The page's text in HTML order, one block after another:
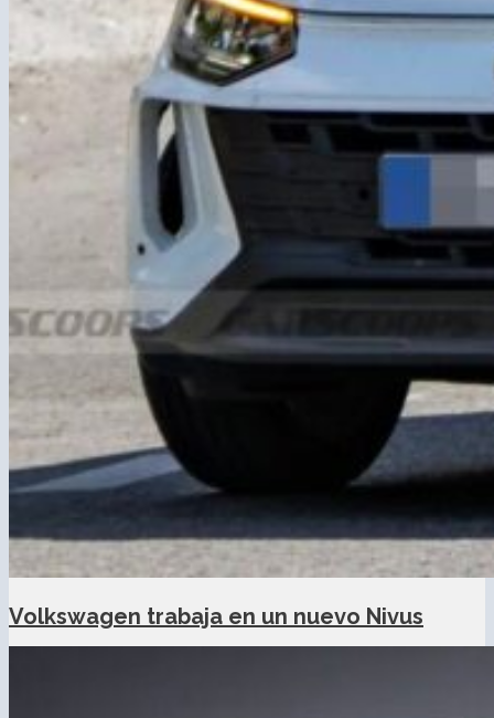
Volkswagen trabaja en un nuevo Nivus